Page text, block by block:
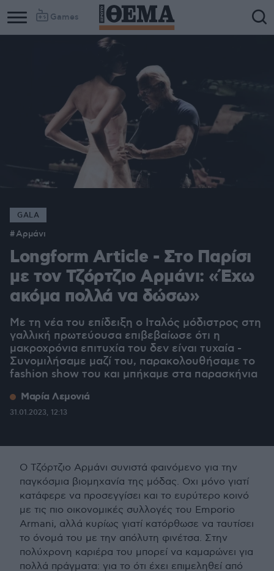
Games
GALA
Αρμάνι
Longform Article - Στο Παρίσι
με τον Τζόρτζιο Αρμάνι: «Έχω
ακόμα πολλά να δώσω»
Με τη νέα του επίδειξη ο Ιταλός μόδιστρος στη
γαλλική πρωτεύουσα επιβεβαίωσε ότι η
μακροχρόνια επιτυχία του δεν είναι τυχαία -
Συνομιλήσαμε μαζί του, παρακολουθήσαμε το
fashion show του και μπήκαμε στα παρασκήνια
Μαρία Λεμονιά
31.01.2023, 12:13
Ο Τζόρτζιο Αρμάνι συνιστά φαινόμενο για την
παγκόσμια βιομηχανία της μόδας. Οχι μόνο γιατί
κατάφερε να προσεγγίσει και το ευρύτερο κοινό
με τις πιο οικονομικές συλλογές του Emporio
Armani, αλλά κυρίως γιατί κατόρθωσε να ταυτίσει
το όνομά του με την απόλυτη φινέτσα. Στην
πολύχρονη καριέρα του μπορεί να καμαρώνει για
πολλά πράγματα: για το ότι έχει επιμεληθεί από